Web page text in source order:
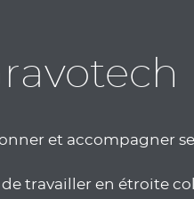
et accompagner
travailler en étroite